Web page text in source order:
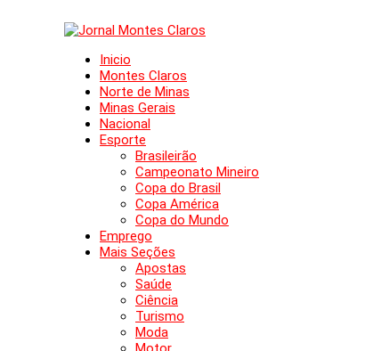
Inicio
Montes Claros
Norte de Minas
Minas Gerais
Nacional
Esporte
Brasileirão
Campeonato Mineiro
Copa do Brasil
Copa América
Copa do Mundo
Emprego
Mais Seções
Apostas
Saúde
Ciência
Turismo
Moda